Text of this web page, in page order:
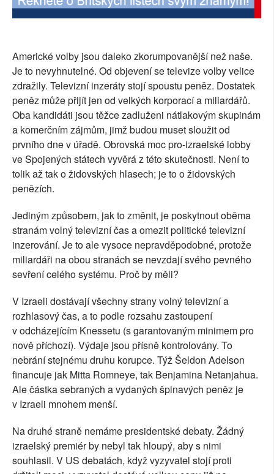
PLNÁ VERZE STRÁNEK
Americké volby jsou daleko zkorumpovanější než naše.
Je to nevyhnutelné. Od objevení se televize volby velice
zdražily. Televizní inzeráty stojí spoustu peněz. Dostatek
peněz může přijít jen od velkých korporací a miliardářů.
Oba kandidáti jsou těžce zadluženi nátlakovým skupinám
a komerčním zájmům, jimž budou muset sloužit od
prvního dne v úřadě. Obrovská moc pro-izraelské lobby
ve Spojených státech vyvěrá z této skutečnosti. Není to
tolik až tak o židovských hlasech; je to o židovských
penězích.
Jediným způsobem, jak to změnit, je poskytnout oběma
stranám volný televizní čas a omezit politické televizní
inzerování. Je to ale vysoce nepravděpodobné, protože
miliardáři na obou stranách se nevzdají svého pevného
sevření celého systému. Proč by měli?
V Izraeli dostávají všechny strany volný televizní a
rozhlasový čas, a to podle rozsahu zastoupení
v odcházejícím Knessetu (s garantovaným minimem pro
nově příchozí). Výdaje jsou přísně kontrolovány. To
nebrání stejnému druhu korupce. Týž Šeldon Adelson
financuje jak Mitta Romneye, tak Benjamina Netanjahua.
Ale částka sebraných a vydaných špinavých peněz je
v Izraeli mnohem menší.
Na druhé straně nemáme presidentské debaty. Žádný
izraelský premiér by nebyl tak hloupý, aby s nimi
souhlasil. V US debatách, když vyzyvatel stojí proti